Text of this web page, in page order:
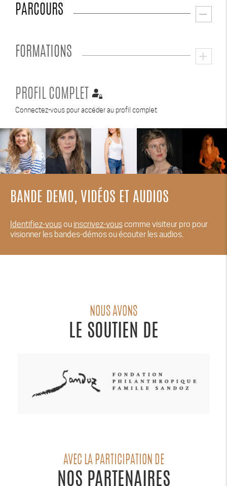
PARCOURS remove
FORMATIONS add
PROFIL COMPLET
Connectez-vous pour accéder au profil complet
BANDE DEMO, VIDÉOS ET AUDIOS
Identifiez-vousou inscrivez-vouscomme visiteur pro pour
visionner les bandes-démos ou écouter les audios.
NOUS AVONS
LE SOUTIEN DE
AVEC LA PARTICIPATION DE
NOS PARTENAIRES